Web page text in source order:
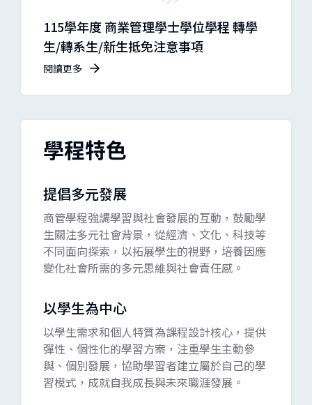
115學年度 商業管理學士學位學程 轉學
生/轉系生/新生抵免注意事項
閱讀更多
學程特色
提倡多元發展
商管學程強調學習與社會發展的互動，鼓勵學
生關注多元社會背景，從經濟、文化、科技等
不同面向探索，以拓展學生的視野，培養因應
變化社會所需的多元思維與社會責任感。
以學生為中心
以學生需求和個人特質為課程設計核心，提供
彈性、個性化的學習方案，注重學生主動參
與、個別發展，協助學習者建立屬於自己的學
習模式，成就自我成長與未來職涯發展。